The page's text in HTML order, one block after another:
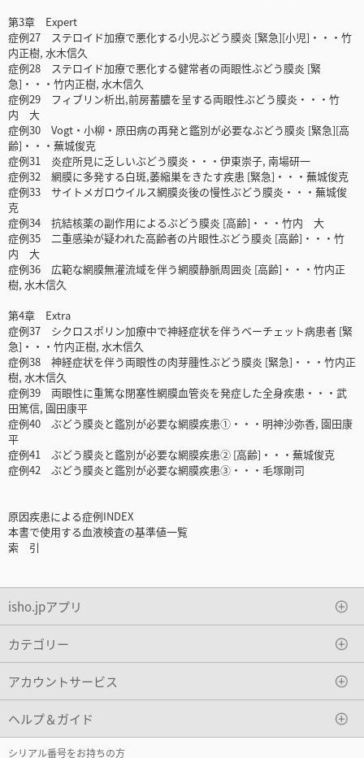
第3章 Expert
症例27 ステロイド加療で悪化する小児ぶどう膜炎 [緊急][小児]・・・竹
内正樹, 水木信久
症例28 ステロイド加療で悪化する健常者の両眼性ぶどう膜炎 [緊
急]・・・竹内正樹, 水木信久
症例29 フィブリン析出,前房蓄膿を呈する両眼性ぶどう膜炎・・・竹
内 大
症例30 Vogt・小柳・原田病の再発と鑑別が必要なぶどう膜炎 [緊急][高
齢]・・・蕪城俊克
症例31 炎症所見に乏しいぶどう膜炎・・・伊東崇子, 南場研一
症例32 網膜に多発する白斑,萎縮巣をきたす疾患 [緊急]・・・蕪城俊克
症例33 サイトメガロウイルス網膜炎後の慢性ぶどう膜炎・・・蕪城俊
克
症例34 抗結核薬の副作用によるぶどう膜炎 [高齢]・・・竹内 大
症例35 二重感染が疑われた高齢者の片眼性ぶどう膜炎 [高齢]・・・竹
内 大
症例36 広範な網膜無灌流域を伴う網膜静脈周囲炎 [高齢]・・・竹内正
樹, 水木信久
第4章 Extra
症例37 シクロスポリン加療中で神経症状を伴うベーチェット病患者 [緊
急]・・・竹内正樹, 水木信久
症例38 神経症状を伴う両眼性の肉芽腫性ぶどう膜炎 [緊急]・・・竹内正
樹, 水木信久
症例39 両眼性に重篤な閉塞性網膜血管炎を発症した全身疾患・・・武
田篤信, 園田康平
症例40 ぶどう膜炎と鑑別が必要な網膜疾患①・・・明神沙弥香, 園田康
平
症例41 ぶどう膜炎と鑑別が必要な網膜疾患② [高齢]・・・蕪城俊克
症例42 ぶどう膜炎と鑑別が必要な網膜疾患③・・・毛塚剛司
原因疾患による症例INDEX
本書で使用する血液検査の基準値一覧
索 引
isho.jpアプリ
カテゴリー
アカウントサービス
ヘルプ＆ガイド
シリアル番号をお持ちの方